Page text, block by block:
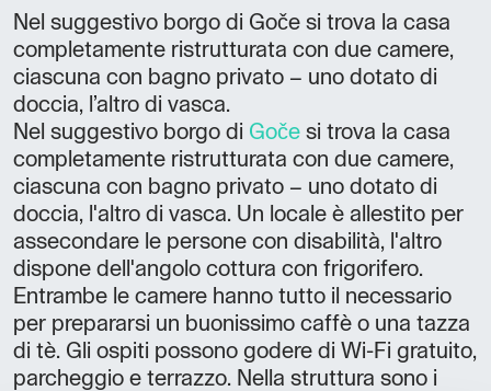
Nel suggestivo borgo di Goče si trova la casa
completamente ristrutturata con due camere,
ciascuna con bagno privato – uno dotato di
doccia, l’altro di vasca.
Nel suggestivo borgo di Goče si trova la casa
completamente ristrutturata con due camere,
ciascuna con bagno privato – uno dotato di
doccia, l'altro di vasca. Un locale è allestito per
assecondare le persone con disabilità, l'altro
dispone dell'angolo cottura con frigorifero.
Entrambe le camere hanno tutto il necessario
per prepararsi un buonissimo caffè o una tazza
di tè. Gli ospiti possono godere di Wi-Fi gratuito,
parcheggio e terrazzo. Nella struttura sono i